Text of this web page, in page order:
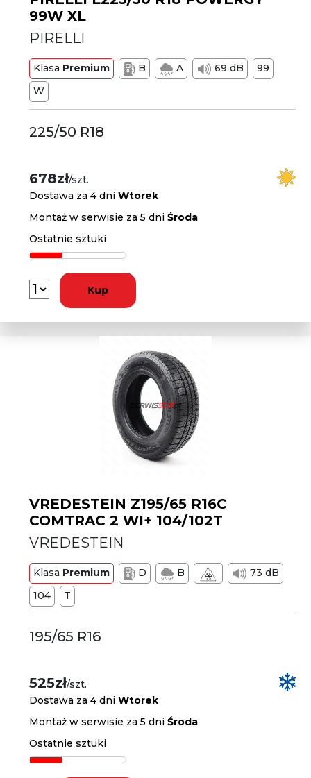
99W XL
PIRELLI
Klasa Premium B A 69 dB
99
W
225/50 R18
678zł/szt.
Dostawa za 4 dniWtorek
Montaż w serwisie za 5 dniŚroda
Ostatnie sztuki
Kup
VREDESTEIN Z195/65 R16C
COMTRAC 2 WI+ 104/102T
VREDESTEIN
Klasa Premium D B
73 dB
104
T
195/65 R16
525zł/szt.
Dostawa za 4 dniWtorek
Montaż w serwisie za 5 dniŚroda
Ostatnie sztuki